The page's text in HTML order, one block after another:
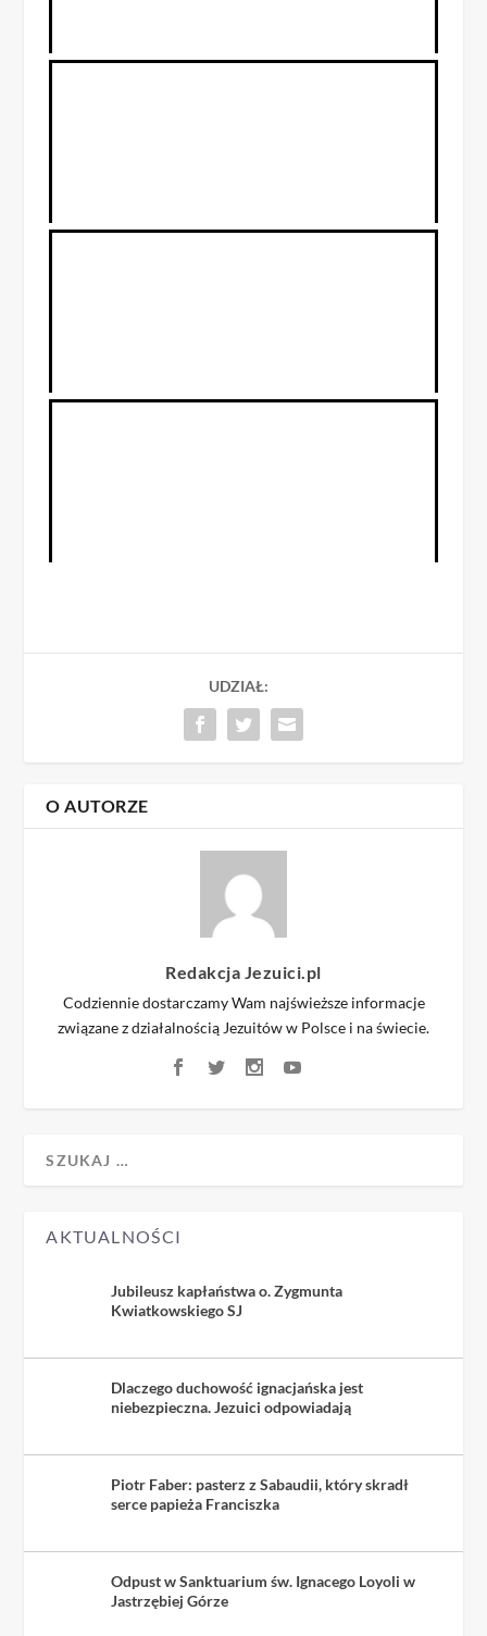
UDZIAŁ:
O AUTORZE
Redakcja Jezuici.pl
Codziennie dostarczamy Wam najświeższe informacje
związane z działalnością Jezuitów w Polsce i na świecie.
AKTUALNOŚCI
Jubileusz kapłaństwa o. Zygmunta
Kwiatkowskiego SJ
Dlaczego duchowość ignacjańska jest
niebezpieczna. Jezuici odpowiadają
Piotr Faber: pasterz z Sabaudii, który skradł
serce papieża Franciszka
Odpust w Sanktuarium św. Ignacego Loyoli w
Jastrzębiej Górze